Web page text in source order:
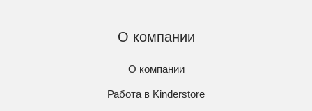
О компании
О компании
Работа в Kinderstore